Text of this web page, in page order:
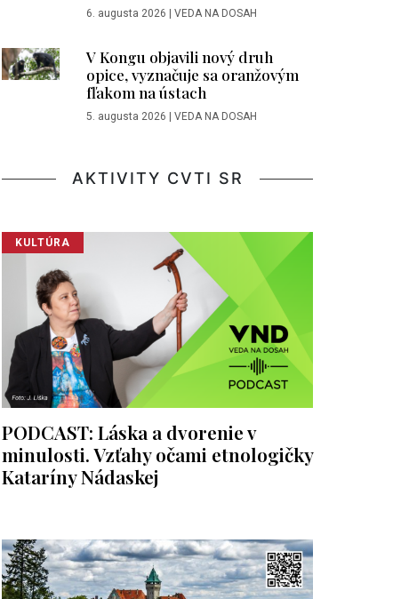
6. augusta 2026 | VEDA NA DOSAH
V Kongu objavili nový druh
opice, vyznačuje sa oranžovým
fľakom na ústach
5. augusta 2026 | VEDA NA DOSAH
AKTIVITY CVTI SR
KULTÚRA
PODCAST: Láska a dvorenie v
minulosti. Vzťahy očami etnologičky
Kataríny Nádaskej